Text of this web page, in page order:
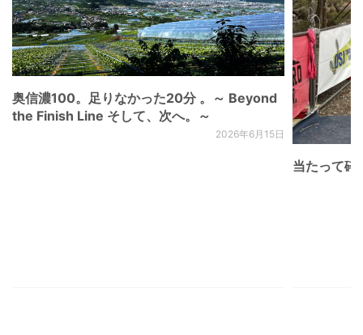
奥信濃100。足りなかった20分 。～ Beyond
the Finish Line そして、次へ。～
2026年6月15日
当たって砕